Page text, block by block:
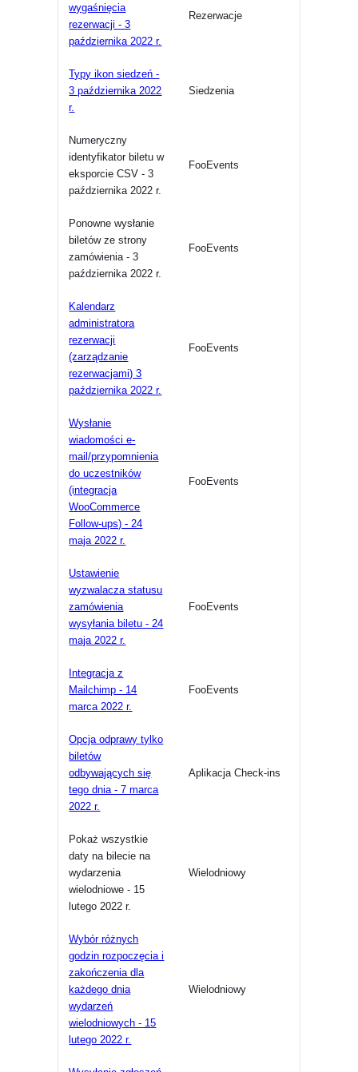
wygaśnięcia
rezerwacji - 3
października 2022 r.
Rezerwacje
Typy ikon siedzeń -
3 października 2022
r.
Siedzenia
Numeryczny
identyfikator biletu w
eksporcie CSV - 3
października 2022 r.
FooEvents
Ponowne wysłanie
biletów ze strony
zamówienia - 3
października 2022 r.
FooEvents
Kalendarz
administratora
rezerwacji
(zarządzanie
rezerwacjami) 3
października 2022 r.
FooEvents
Wysłanie
wiadomości e-
mail/przypomnienia
do uczestników
(integracja
WooCommerce
Follow-ups) - 24
maja 2022 r.
FooEvents
Ustawienie
wyzwalacza statusu
zamówienia
wysyłania biletu - 24
maja 2022 r.
FooEvents
Integracja z
Mailchimp - 14
marca 2022 r.
FooEvents
Opcja odprawy tylko
biletów
odbywających się
tego dnia - 7 marca
2022 r.
Aplikacja Check-ins
Pokaż wszystkie
daty na bilecie na
wydarzenia
wielodniowe - 15
lutego 2022 r.
Wielodniowy
Wybór różnych
godzin rozpoczęcia i
zakończenia dla
każdego dnia
wydarzeń
wielodniowych - 15
lutego 2022 r.
Wielodniowy